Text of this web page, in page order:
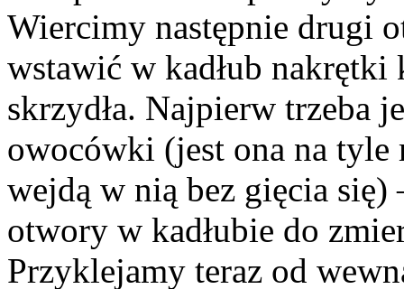
Wiercimy następnie drugi
wstawić w kadłub nakrętki
skrzydła. Najpierw trzeba
owocówki (jest ona na tyle
wejdą w nią bez gięcia
otwory w kadłubie do
Przyklejamy teraz od